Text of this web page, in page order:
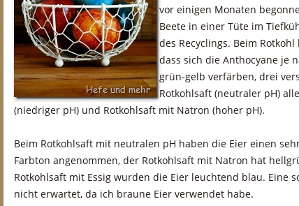
vor einigen Monaten
Beete in einer Tüte im
des Recyclings. Beim
dass sich die Anthocyane je
grün-gelb verfärben, drei
Rotkohlsaft (neutraler pH)
(niedriger pH) und Rotkohlsaft mit Natron (hoher pH).
Beim Rotkohlsaft mit neutralen pH haben die Eier einen
Farbton angenommen, der Rotkohlsaft mit Natron hat
Rotkohlsaft mit Essig wurden die Eier leuchtend blau. Eine
nicht erwartet, da ich braune Eier verwendet habe.